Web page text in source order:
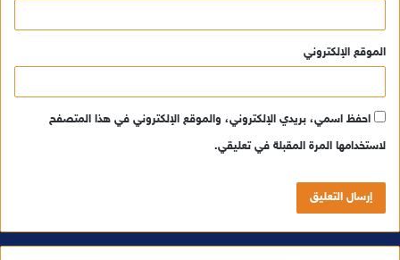
الموقع الإلكتروني
احفظ اسمي، بريدي الإلكتروني، والموقع الإلكتروني في هذا المتصفح
لاستخدامها المرة المقبلة في تعليقي.